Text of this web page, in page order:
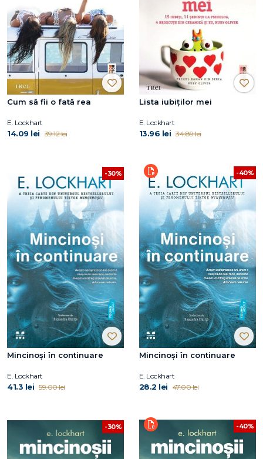
Cum să fii o fată rea
E. Lockhart
14.09 lei 39.12 lei
Lista iubiţilor mei
E. Lockhart
13.96 lei 34.89 lei
-30%
Mincinoși în continuare
E. Lockhart
41.3 lei 59.00 lei
-40%
Mincinoși în continuare
E. Lockhart
28.2 lei 47.00 lei
-30% -40%